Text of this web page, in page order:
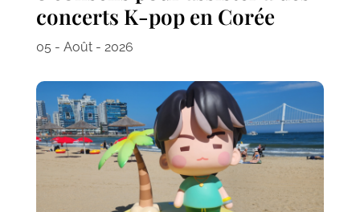
concerts K-pop en Corée
05 - Août - 2026